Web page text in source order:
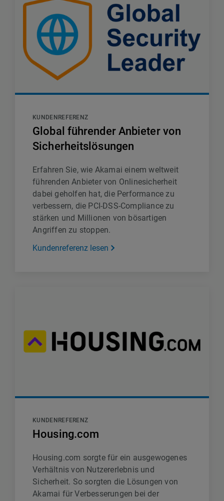
KUNDENREFERENZ
Global führender Anbieter von
Sicherheitslösungen
Erfahren Sie, wie Akamai einem weltweit
führenden Anbieter von Onlinesicherheit
dabei geholfen hat, die Performance zu
verbessern, die PCI-DSS-Compliance zu
stärken und Millionen von bösartigen
Angriffen zu stoppen.
Kundenreferenz lesen
KUNDENREFERENZ
Housing.com
Housing.com sorgte für ein ausgewogenes
Verhältnis von Nutzererlebnis und
Sicherheit. So sorgten die Lösungen von
Akamai für Verbesserungen bei der